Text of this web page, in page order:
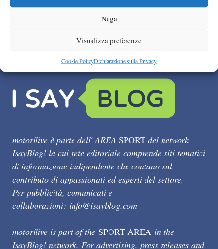
Nega
Visualizza preferenze
Cookie PolicyDichiarazione sulla Privacy
motorilive è parte dell' AREA SPORT del network
IsayBlog! la cui rete editoriale comprende siti tematici
di informazione indipendente che contano sul
contributo di appassionati ed esperti del settore.
Per pubblicità, comunicati e
collaborazioni: info@isayblog.com
motorilive is part of the SPORT AREA in the
IsayBlog! network. For advertising, press releases and